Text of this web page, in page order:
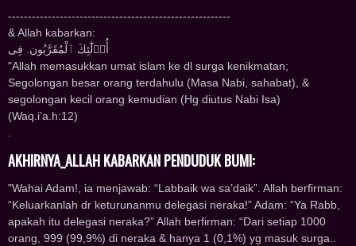
--------------------------------------------------------
& Allah kabarkan:
ﺃُﻭ۟ﻟَٰٓﺌِﻚَ ﭐﻟْﻤُﻘَﺮَّﺑُﻮﻥ. ﻓِﻰ
"Allah memasukkan umat islam ke dl surga kenikmatan;
Segolongan besar orang terdahulu (Masa Nabi, sahabat), &
segolongan kecil orang kemudian (Hg diutus Nabi Isa)
(Waq.i’a.h:12)
.
AKHIRNYA_ALLAH KABARKAN PENDUDUK BUMI:
"Wahai Adam!, ia menjawab: “Labbaik wa sa’daik”. Allah berfirman:
“Keluarkanlah dr keturunanmu delegasi neraka!” Adam: “Ya Rabb,
apakah itu delegasi neraka?” Allah berfirman: “Dari setiap 1000
orang, 999 (99,9%) di neraka & hanya 1 (0,1%) yg masuk surga..